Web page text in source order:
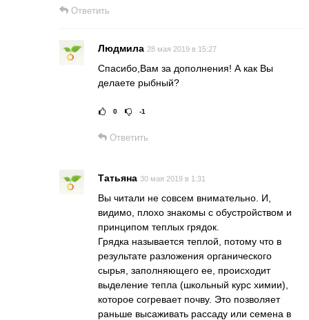
Ответить
Людмила 28 мая 2019 в 15:27
Спасибо,Вам за дополнения! А как Вы
делаете рыбный?
Рейтинг статьи:
0 -1
Ответить
Татьяна 30 мая 2019 в 1:31
Вы читали не совсем внимательно. И,
видимо, плохо знакомы с обустройством и
принципом теплых грядок.
Грядка называется теплой, потому что в
результате разложения органического
сырья, заполняющего ее, происходит
выделение тепла (школьный курс химии),
которое согревает почву. Это позволяет
раньше высаживать рассаду или семена в